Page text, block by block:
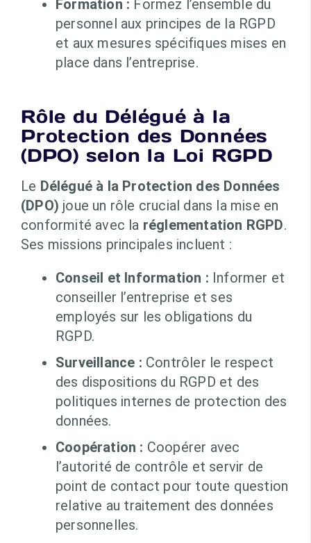
Formation : Formez l’ensemble du
personnel aux principes de la RGPD
et aux mesures spécifiques mises en
place dans l’entreprise.
Rôle du Délégué à la
Protection des Données
(DPO) selon la Loi RGPD
Le Délégué à la Protection des Données
(DPO) joue un rôle crucial dans la mise en
conformité avec la réglementation RGPD.
Ses missions principales incluent :
Conseil et Information : Informer et
conseiller l’entreprise et ses
employés sur les obligations du
RGPD.
Surveillance : Contrôler le respect
des dispositions du RGPD et des
politiques internes de protection des
données.
Coopération : Coopérer avec
l’autorité de contrôle et servir de
point de contact pour toute question
relative au traitement des données
personnelles.